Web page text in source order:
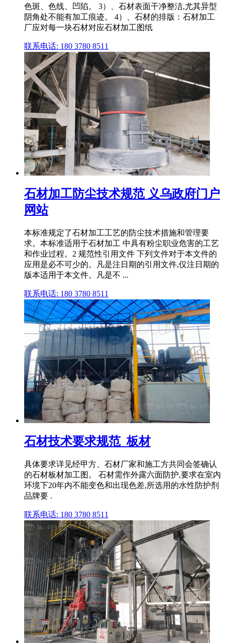
色斑、色线、凹陷。 3）、石材表面干净整洁,尤其异型
阴角处不能有加工痕迹。 4）、石材的排版：石材加工
厂应对每一块石材对应石材加工图纸
联系电话: 180 3780 8511
石材加工防尘技术规范 义乌政府门户
网站
本标准规定了石材加工工艺的防尘技术措施和管理要
求。本标准适用于石材加工 中具有粉尘职业危害的工艺
和作业过程。2 规范性引用文件 下列文件对于本文件的
应用是必不可少的。凡是注日期的引用文件,仅注日期的
版本适用于本文件。凡是不 ...
联系电话: 180 3780 8511
石材技术要求规范_板材
具体要求详见经甲方、石材厂家和施工方共同会签确认
的石材板材加工图。 石材需作外露六面防护,要求在室内
环境下20年内不能变色和出现色差,所选用的水性防护剂
品牌要 .
联系电话: 180 3780 8511